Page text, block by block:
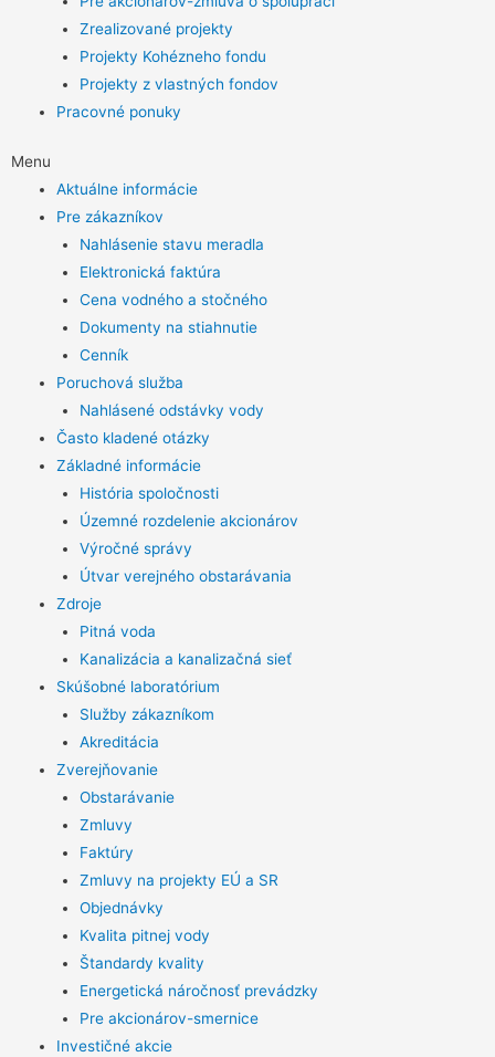
Zrealizované projekty
Projekty Kohézneho fondu
Projekty z vlastných fondov
Pracovné ponuky
Menu
Aktuálne informácie
Pre zákazníkov
Nahlásenie stavu meradla
Elektronická faktúra
Cena vodného a stočného
Dokumenty na stiahnutie
Cenník
Poruchová služba
Nahlásené odstávky vody
Často kladené otázky
Základné informácie
História spoločnosti
Územné rozdelenie akcionárov
Výročné správy
Útvar verejného obstarávania
Zdroje
Pitná voda
Kanalizácia a kanalizačná sieť
Skúšobné laboratórium
Služby zákazníkom
Akreditácia
Zverejňovanie
Obstarávanie
Zmluvy
Faktúry
Zmluvy na projekty EÚ a SR
Objednávky
Kvalita pitnej vody
Štandardy kvality
Energetická náročnosť prevádzky
Pre akcionárov-smernice
Investičné akcie